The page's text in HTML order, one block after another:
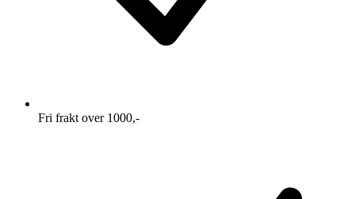
Fri frakt over 1000,-